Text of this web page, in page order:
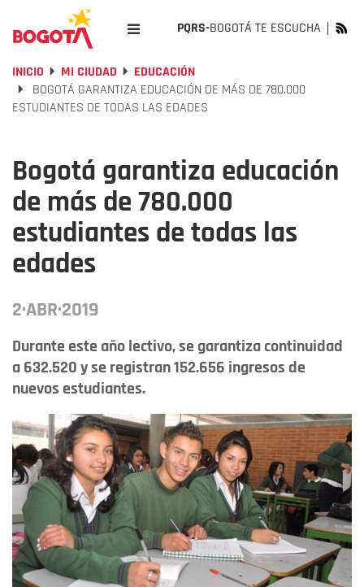
PQRS-BOGOTÁ TE ESCUCHA
INICIO MI CIUDAD
EDUCACIÓN
BOGOTÁ GARANTIZA EDUCACIÓN DE MÁS DE 780.000
ESTUDIANTES DE TODAS LAS EDADES
Bogotá garantiza educación
de más de 780.000
estudiantes de todas las
edades
2·ABR·2019
Durante este año lectivo, se garantiza continuidad
a 632.520 y se registran 152.656 ingresos de
nuevos estudiantes.